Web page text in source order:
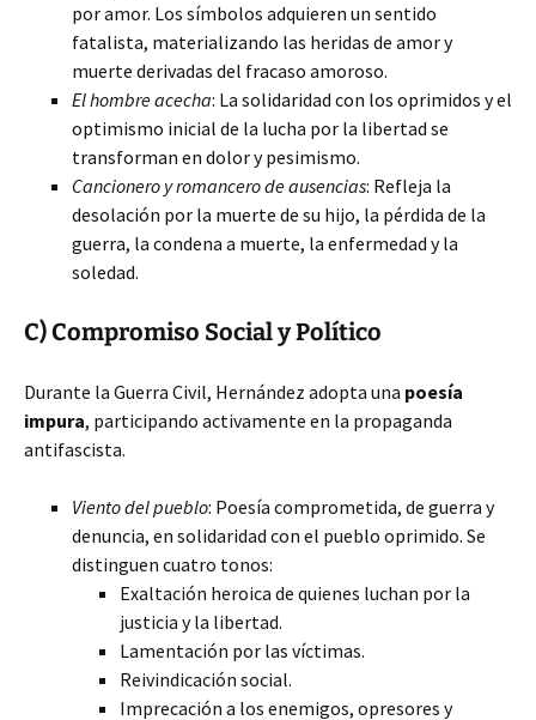
por amor. Los símbolos adquieren un sentido
fatalista, materializando las heridas de amor y
muerte derivadas del fracaso amoroso.
El hombre acecha: La solidaridad con los oprimidos y el
optimismo inicial de la lucha por la libertad se
transforman en dolor y pesimismo.
Cancionero y romancero de ausencias: Refleja la
desolación por la muerte de su hijo, la pérdida de la
guerra, la condena a muerte, la enfermedad y la
soledad.
C) Compromiso Social y Político
Durante la Guerra Civil, Hernández adopta una poesía
impura, participando activamente en la propaganda
antifascista.
Viento del pueblo: Poesía comprometida, de guerra y
denuncia, en solidaridad con el pueblo oprimido. Se
distinguen cuatro tonos:
Exaltación heroica de quienes luchan por la
justicia y la libertad.
Lamentación por las víctimas.
Reivindicación social.
Imprecación a los enemigos, opresores y